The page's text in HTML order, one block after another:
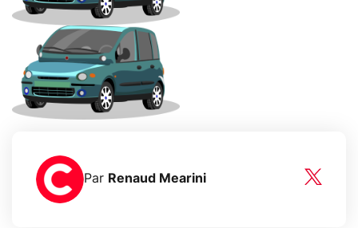
Par Renaud Mearini